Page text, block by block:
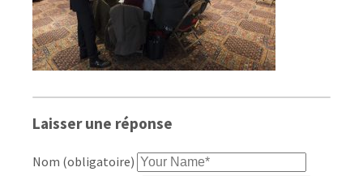
Laisser une réponse
Nom (obligatoire)